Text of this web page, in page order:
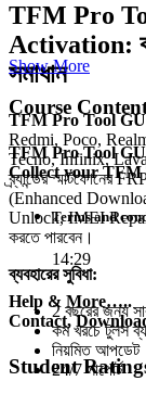
TFM Pro
Activation: কম
সমাধান
TFM Pro Tool
Redmi, Poco,
Tecno, Infinix,
ব্র্যান্ডের
(Enhanced
Unlock, IMEI
করতে পারবেন।
ব্যবহারের সুবিধা:
2 বছরের জন্য
কম খরচে টুলস
নিয়মিত আপডেট
24/7 সাপোর্ট
Show More
Course
TFM Pro Tool
Collect your TFM
Terms and
14:29
Help & More…..
Contact,
Student